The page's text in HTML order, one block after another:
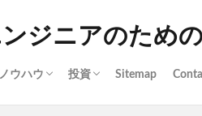
ジニアのため
ウハウ 投資 Sitemap